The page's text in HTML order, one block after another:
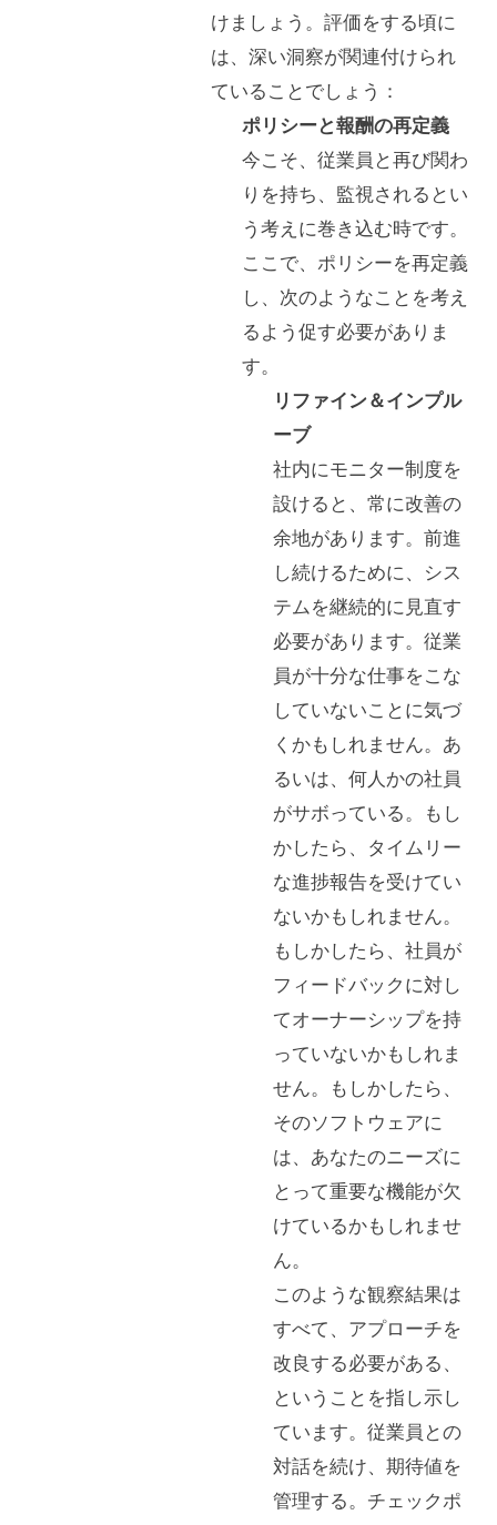
けましょう。評価をする頃に
は、深い洞察が関連付けられ
ていることでしょう：
ポリシーと報酬の再定義
今こそ、従業員と再び関わ
りを持ち、監視されるとい
う考えに巻き込む時です。
ここで、ポリシーを再定義
し、次のようなことを考え
るよう促す必要がありま
す。
リファイン＆インプル
ーブ
社内にモニター制度を
設けると、常に改善の
余地があります。前進
し続けるために、シス
テムを継続的に見直す
必要があります。従業
員が十分な仕事をこな
していないことに気づ
くかもしれません。あ
るいは、何人かの社員
がサボっている。もし
かしたら、タイムリー
な進捗報告を受けてい
ないかもしれません。
もしかしたら、社員が
フィードバックに対し
てオーナーシップを持
っていないかもしれま
せん。もしかしたら、
そのソフトウェアに
は、あなたのニーズに
とって重要な機能が欠
けているかもしれませ
ん。
このような観察結果は
すべて、アプローチを
改良する必要がある、
ということを指し示し
ています。従業員との
対話を続け、期待値を
管理する。チェックポ